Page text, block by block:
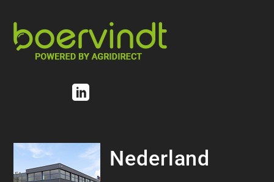
Nederland